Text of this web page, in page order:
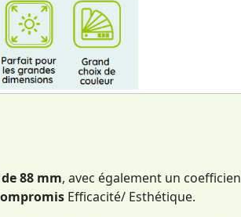
88 mm, avec également un
Efficacité/ Esthétique.